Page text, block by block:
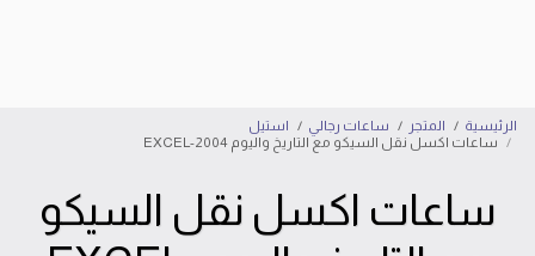
الرئيسية المتجر ساعات رجالي
استيل
ساعات اكسل نقل السيكو مع التاريخ واليوم EXCEL-2004
ساعات اكسل نقل السيكو